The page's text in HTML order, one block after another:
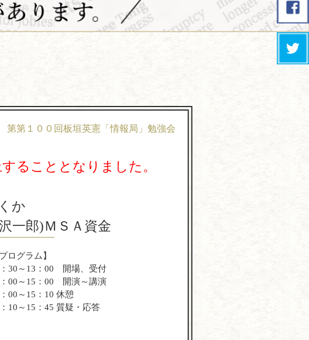
第第１００回板垣英憲「情報局」勉強会
ることとなりました。
か
一郎)ＭＳＡ資金
プログラム】
30～13：00 開場、受付
00～15：00 開演～講演
00～15：10 休憩
10～15：45 質疑・応答